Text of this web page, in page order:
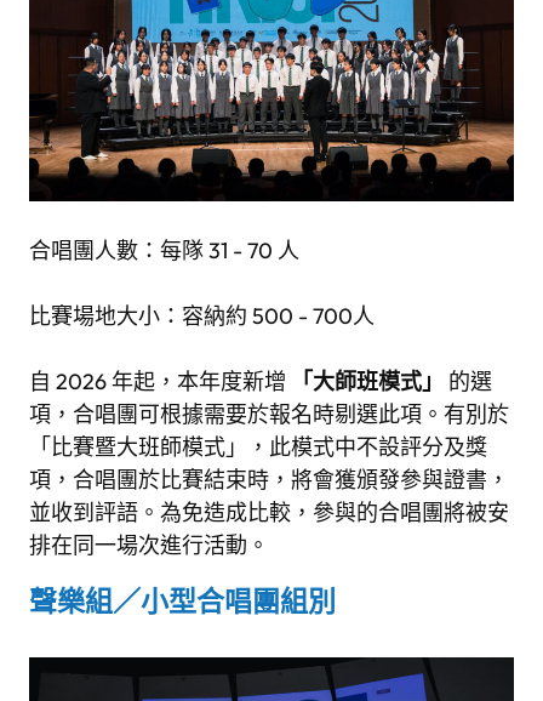
合唱團人數：每隊 31 - 70 人
比賽場地大小：容納約 500 - 700人
自 2026 年起，本年度新增 「大師班模式」
的選
項，合唱團可根據需要於報名時剔選此項。有別於
「比賽暨大班師模式」，此模式中不設評分及獎
項，合唱團於比賽結束時，將會獲頒發參與證書，
並收到評語。為免造成比較，參與的合唱團將被安
排在同一場次進行活動。
聲樂組／小型合唱團組別